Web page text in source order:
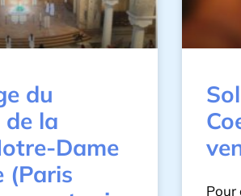
du
de la
Dame
(Paris
Pour